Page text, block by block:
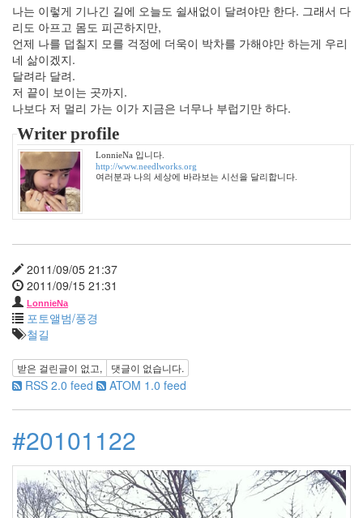
나는 이렇게 기나긴 길에 오늘도 쉴새없이 달려야만 한다. 그래서 다
리도 아프고 몸도 피곤하지만,
언제 나를 덥칠지 모를 걱정에 더욱이 박차를 가해야만 하는게 우리
네 삶이겠지.
달려라 달려.
저 끝이 보이는 곳까지.
나보다 저 멀리 가는 이가 지금은 너무나 부럽기만 하다.
Writer profile
LonnieNa 입니다.
http://www.needlworks.org
여러분과 나의 세상에 바라보는 시선을 달리합니다.
2011/09/05 21:37
2011/09/15 21:31
LonnieNa
포토앨범/풍경
철길
받은 걸린글이 없고, 댓글이 없습니다.
RSS 2.0 feed ATOM 1.0 feed
#20101122
지
Style
Sheet
바
람
기
Virus
리
이
분
악
몽
Notices
멍
멍
들
의
우
정
By
LonnieNa